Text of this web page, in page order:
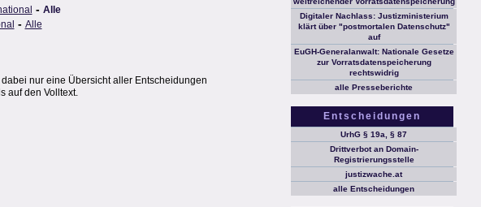
- Alle
- Alle
nur eine Übersicht aller Entscheidungen
auf den Volltext.
Digitaler Nachlass: Justizministerium
klärt über "postmortalen Datenschutz"
auf
EuGH-Generalanwalt: Nationale Gesetze
zur Vorratsdatenspeicherung
rechtswidrig
alle Presseberichte
Entscheidungen
UrhG § 19a, § 87
Drittverbot an Domain-
Registrierungsstelle
justizwache.at
alle Entscheidungen